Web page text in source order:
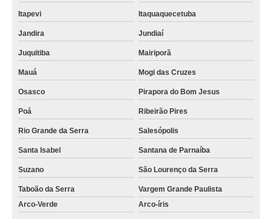
Itapevi Itaquaquecetuba
Jandira Jundiaí
Juquitiba Mairiporã
Mauá Mogi das Cruzes
Osasco Pirapora do Bom Jesus
Poá Ribeirão Pires
Rio Grande da Serra Salesópolis
Santa Isabel Santana de Parnaíba
Suzano São Lourenço da Serra
Taboão da Serra
Vargem Grande Paulista
Arco-Verde
Arco-íris